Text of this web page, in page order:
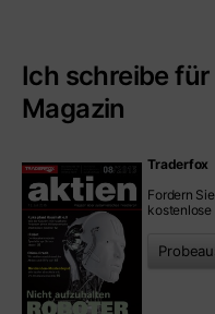
Ich schreibe für
Magazin
Traderfox
Fordern
kostenlose